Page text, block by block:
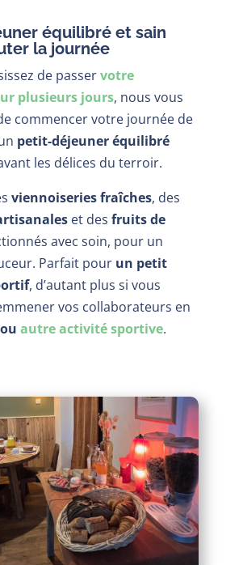
équilibré et sain
la journée
de passervotre
plusieurs jours, nous vous
commencer votre journée de
petit-déjeuner équilibré
les délices du terroir.
viennoiseries fraîches, des
et des fruits de
avec soin, pour un
Parfait pour un petit
, d’autant plus si vous
vos collaborateurs en
autre activité sportive.